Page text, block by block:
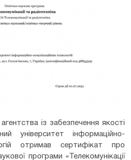
із забезпечення якості
університет інформаційно-
отримав сертифікат про
програми «Телекомунікації